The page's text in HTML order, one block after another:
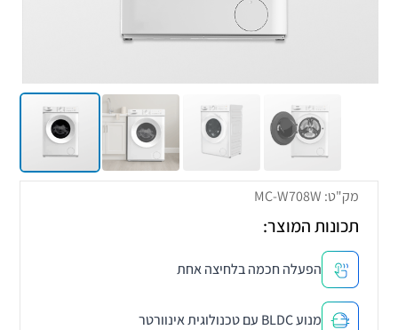
מק"ט: MC-W708W
תכונות המוצר:
הפעלה חכמה בלחיצה אחת
מנוע BLDC עם טכנולוגית אינוורטר